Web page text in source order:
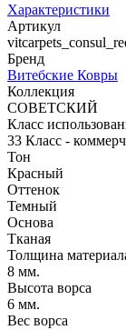
Характеристики
Артикул
Бренд
Витебские Ковры
Коллекция
СОВЕТСКИЙ
Класс
33 Класс -
Тон
Красный
Оттенок
Темный
Основа
Тканая
Толщина
8 мм.
Высота ворса
6 мм.
Вес ворса